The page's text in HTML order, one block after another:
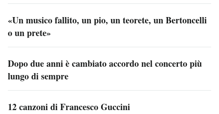
«Un musico fallito, un pio, un teorete, un Bertoncelli
o un prete»
Dopo due anni è cambiato accordo nel concerto più
lungo di sempre
12 canzoni di Francesco Guccini